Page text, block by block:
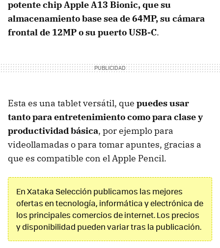
potente chip Apple A13 Bionic, que su
almacenamiento base sea de 64MP, su cámara
frontal de 12MP o su puerto USB-C.
Esta es una tablet versátil, que puedes usar
tanto para entretenimiento como para clase y
productividad básica, por ejemplo para
videollamadas o para tomar apuntes, gracias a
que es compatible con el Apple Pencil.
En Xataka Selección publicamos las mejores
ofertas en tecnología, informática y electrónica de
los principales comercios de internet. Los precios
y disponibilidad pueden variar tras la publicación.